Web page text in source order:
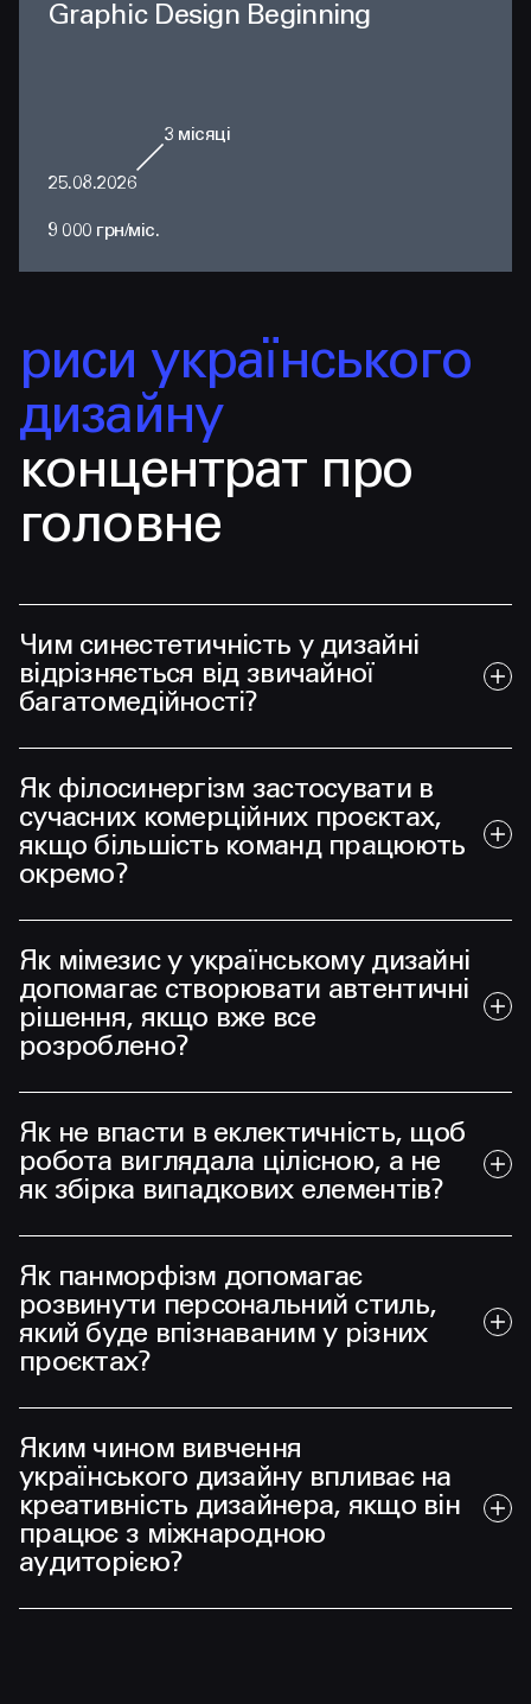
Graphic Design Beginning
25.08.2026
3 місяці
9 000 грн/міс.
риси українського
дизайну
концентрат про
головне
Чим синестетичність у дизайні
відрізняється від звичайної
багатомедійності?
Як філосинергізм застосувати в
сучасних комерційних проєктах,
якщо більшість команд працюють
окремо?
Як мімезис у українському дизайні
допомагає створювати автентичні
рішення, якщо вже все
розроблено?
Як не впасти в еклектичність, щоб
робота виглядала цілісною, а не
як збірка випадкових елементів?
Як панморфізм допомагає
розвинути персональний стиль,
який буде впізнаваним у різних
проєктах?
Яким чином вивчення
українського дизайну впливає на
креативність дизайнера, якщо він
працює з міжнародною
аудиторією?